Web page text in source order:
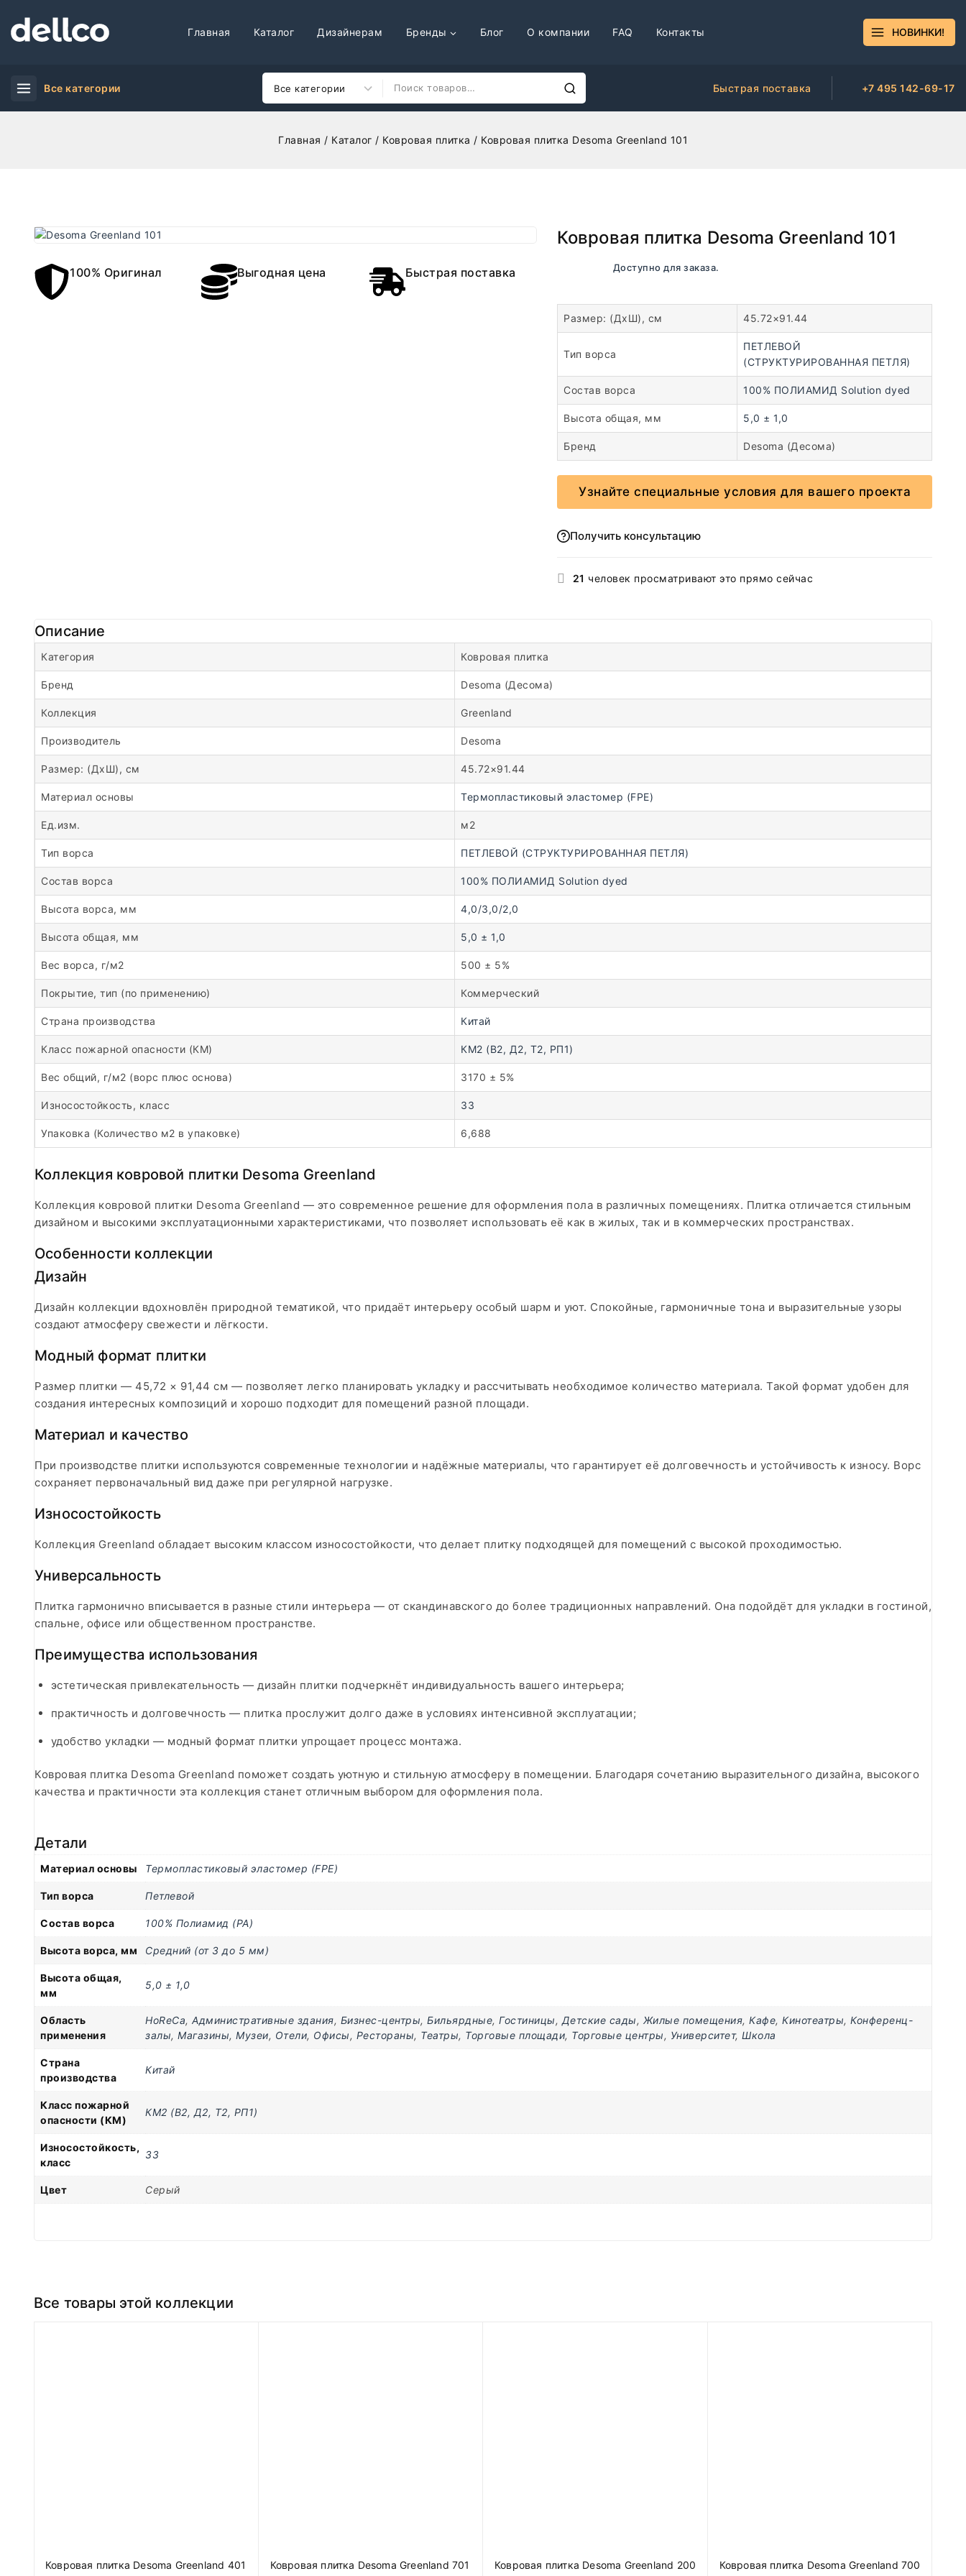
Главная Каталог Дизайнерам Бренды Блог О компании FAQ Контакты НОВИНКИ!
Все категории Быстрая поставка +7 495 142-69-17
Главная / Каталог / Ковровая плитка / Ковровая плитка Desoma Greenland 101
100% Оригинал Выгодная цена Быстрая поставка
Ковровая плитка Desoma Greenland 101
В наличии. Доступно для заказа.
Размер: (ДхШ), см 45.72×91.44
Тип ворса
ПЕТЛЕВОЙ
(СТРУКТУРИРОВАННАЯ ПЕТЛЯ)
Состав ворса 100% ПОЛИАМИД Solution dyed
Высота общая, мм 5,0 ± 1,0
Бренд Desoma (Десома)
Узнайте специальные условия для вашего проекта
Получить консультацию
21 человек просматривают это прямо сейчас
Описание
Категория Ковровая плитка
Бренд Desoma (Десома)
Коллекция Greenland
Производитель Desoma
Размер: (ДхШ), см 45.72×91.44
Материал основы Термопластиковый эластомер (FPE)
Ед.изм. м2
Тип ворса ПЕТЛЕВОЙ (СТРУКТУРИРОВАННАЯ ПЕТЛЯ)
Состав ворса 100% ПОЛИАМИД Solution dyed
Высота ворса, мм 4,0/3,0/2,0
Высота общая, мм 5,0 ± 1,0
Вес ворса, г/м2 500 ± 5%
Покрытие, тип (по применению) Коммерческий
Страна производства Китай
Класс пожарной опасности (КМ) КМ2 (В2, Д2, Т2, РП1)
Вес общий, г/м2 (ворс плюс основа) 3170 ± 5%
Износостойкость, класс 33
Упаковка (Количество м2 в упаковке) 6,688
Коллекция ковровой плитки Desoma Greenland
Коллекция ковровой плитки Desoma Greenland — это современное решение для оформления пола в различных помещениях. Плитка отличается стильным
дизайном и высокими эксплуатационными характеристиками, что позволяет использовать её как в жилых, так и в коммерческих пространствах.​
Особенности коллекции
Дизайн
Дизайн коллекции вдохновлён природной тематикой, что придаёт интерьеру особый шарм и уют. Спокойные, гармоничные тона и выразительные узоры
создают атмосферу свежести и лёгкости.​
Модный формат плитки
Размер плитки — 45,72 × 91,44 см — позволяет легко планировать укладку и рассчитывать необходимое количество материала. Такой формат удобен для
создания интересных композиций и хорошо подходит для помещений разной площади.
Материал и качество
При производстве плитки используются современные технологии и надёжные материалы, что гарантирует её долговечность и устойчивость к износу. Ворс
сохраняет первоначальный вид даже при регулярной нагрузке.​
Износостойкость
Коллекция Greenland обладает высоким классом износостойкости, что делает плитку подходящей для помещений с высокой проходимостью.​
Универсальность
Плитка гармонично вписывается в разные стили интерьера — от скандинавского до более традиционных направлений. Она подойдёт для укладки в гостиной,
спальне, офисе или общественном пространстве.​
Преимущества использования
эстетическая привлекательность — дизайн плитки подчеркнёт индивидуальность вашего интерьера;​
практичность и долговечность — плитка прослужит долго даже в условиях интенсивной эксплуатации;​
удобство укладки — модный формат плитки упрощает процесс монтажа.
Ковровая плитка Desoma Greenland поможет создать уютную и стильную атмосферу в помещении. Благодаря сочетанию выразительного дизайна, высокого
качества и практичности эта коллекция станет отличным выбором для оформления пола.
Детали
Материал основы Термопластиковый эластомер (FPE)
Тип ворса Петлевой
Состав ворса 100% Полиамид (PA)
Высота ворса, мм Средний (от 3 до 5 мм)
Высота общая,
мм
5,0 ± 1,0
Область
применения
HoReCa, Административные здания, Бизнес-центры, Бильярдные, Гостиницы, Детские сады, Жилые помещения, Кафе, Кинотеатры, Конференц-
залы, Магазины, Музеи, Отели, Офисы, Рестораны, Театры, Торговые площади, Торговые центры, Университет, Школа
Страна
производства
Китай
Класс пожарной
опасности (КМ)
КМ2 (В2, Д2, Т2, РП1)
Износостойкость,
класс
33
Цвет Серый
Все товары этой коллекции
Ковровая плитка Desoma Greenland 401 Ковровая плитка Desoma Greenland 701 Ковровая плитка Desoma Greenland 200 Ковровая плитка Desoma Greenland 700